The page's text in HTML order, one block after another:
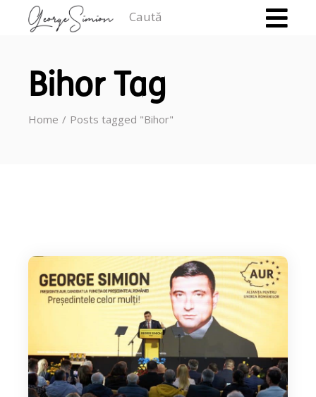
Bihor Tag
Home Posts tagged "Bihor"